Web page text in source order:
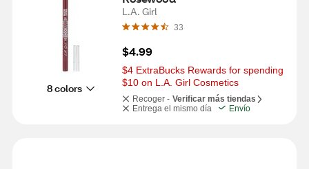
8 colors
L.A. Girl
33
$4.99
$4 ExtraBucks Rewards for spending
$10 on L.A. Girl Cosmetics
Recoger - Verificar más tiendas
Entrega el mismo día
Envío